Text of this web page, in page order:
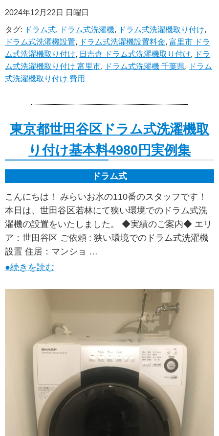
2024年12月22日 日曜日
タグ: ドラム式, ドラム式洗濯機, ドラム式洗濯機取り付け,
ドラム式洗濯機設置, ドラム式洗濯機設置料金,富里市 ドラ
ム式洗濯機取り付け, 日吉倉 ドラム式洗濯機取り付け, ドラ
ム式洗濯機取り付け 富里市, ドラム式洗濯機 千葉県, ドラム
式洗濯機取り付け 費用
東京都世田谷区ドラム式洗濯機取
り付け基本料4980円実例集
ドラム式
こんにちは！ みらいお水の110番のスタッフです！
本日は、世田谷区若林にて狭い環境でのドラム式洗
濯機の設置をいたしました。 ◆実績のご案内◆ エリ
ア：世田谷区 ご依頼 : 狭い環境でのドラム式洗濯機
設置 住居：マンショ …
●続きを読む